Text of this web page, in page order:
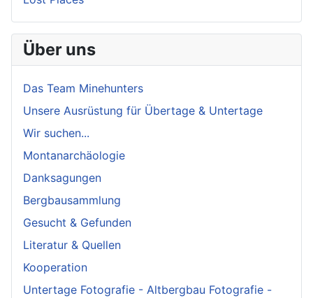
Über uns
Das Team Minehunters
Unsere Ausrüstung für Übertage & Untertage
Wir suchen...
Montanarchäologie
Danksagungen
Bergbausammlung
Gesucht & Gefunden
Literatur & Quellen
Kooperation
Untertage Fotografie - Altbergbau Fotografie -